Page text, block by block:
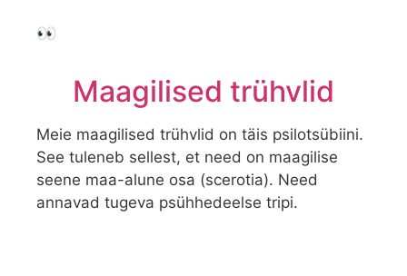
👀
Maagilised trühvlid
Meie maagilised trühvlid on täis psilotsübiini.
See tuleneb sellest, et need on maagilise
seene maa-alune osa (scerotia). Need
annavad tugeva psühhedeelse tripi.